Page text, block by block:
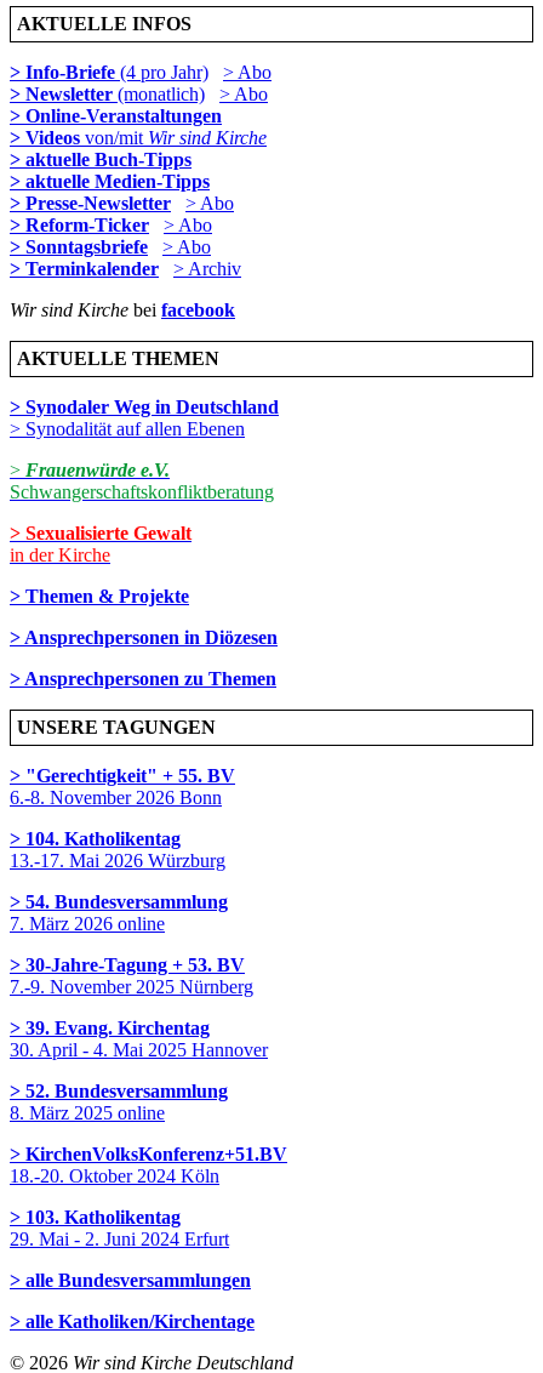
AKTUELLE INFOS
> Info-Briefe (4 pro Jahr)
> Abo
> Newsletter (monatlich)
> Abo
> Online-Veranstaltungen
> Videos von/mit Wir sind Kirche
> aktuelle Buch-Tipps
> aktuelle Medien-Tipps
> Presse-Newsletter
> Abo
> Reform-Ticker
> Abo
> Sonntagsbriefe
> Abo
> Terminkalender
> Archiv
Wir sind Kirche bei facebook
AKTUELLE THEMEN
> Synodaler Weg in Deutschland
> Synodalität auf allen Ebenen
> Frauenwürde e.V.
Schwangerschaftskonfliktberatung
> Sexualisierte Gewalt
in der Kirche
> Themen & Projekte
> Ansprechpersonen in Diözesen
> Ansprechpersonen zu Themen
UNSERE TAGUNGEN
> "Gerechtigkeit" + 55. BV
6.-8. November 2026 Bonn
> 104. Katholikentag
13.-17. Mai 2026 Würzburg
> 54. Bundesversammlung
7. März 2026 online
> 30-Jahre-Tagung + 53. BV
7.-9. November 2025 Nürnberg
> 39. Evang. Kirchentag
30. April - 4. Mai 2025 Hannover
> 52. Bundesversammlung
8. März 2025 online
> KirchenVolksKonferenz+51.BV
18.-20. Oktober 2024 Köln
> 103. Katholikentag
29. Mai - 2. Juni 2024 Erfurt
> alle Bundesversammlungen
> alle Katholiken/Kirchentage
© 2026 Wir sind Kirche Deutschland